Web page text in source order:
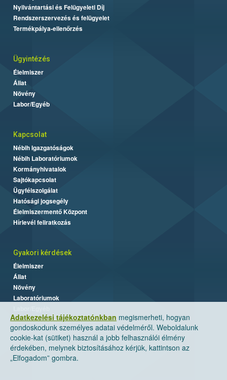
Adatkezelési tájékoztatónkban megismerheti, hogyan
gondoskodunk személyes adatai védelméről. Weboldalunk
cookie-kat (sütiket) használ a jobb felhasználói élmény
érdekében, melynek biztosításához kérjük, kattintson az
„Elfogadom” gombra.
Nyilvántartási és Felügyeleti Díj
Rendszerszervezés és felügyelet
Termékpálya-ellenőrzés
Ügyintézés
Élelmiszer
Állat
Növény
Labor/Egyéb
Kapcsolat
Nébih Igazgatóságok
Nébih Laboratóriumok
Kormányhivatalok
Sajtókapcsolat
Ügyfélszolgálat
Hatósági jogsegély
Élelmiszermentő Központ
Hírlevél feliratkozás
Gyakori kérdések
Élelmiszer
Állat
Növény
Laboratóriumok